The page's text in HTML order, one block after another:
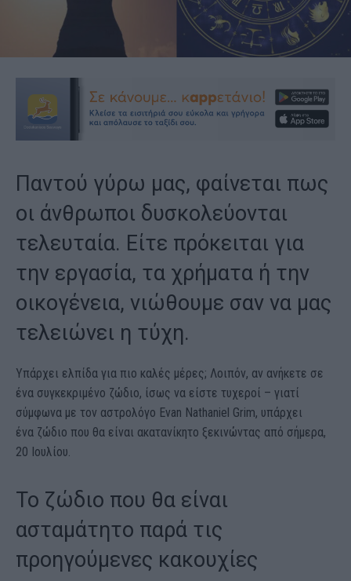
Παντού γύρω μας, φαίνεται πως
οι άνθρωποι δυσκολεύονται
τελευταία. Είτε πρόκειται για
την εργασία, τα χρήματα ή την
οικογένεια, νιώθουμε σαν να μας
τελειώνει η τύχη.
Υπάρχει ελπίδα για πιο καλές μέρες; Λοιπόν, αν ανήκετε σε
ένα συγκεκριμένο ζώδιο, ίσως να είστε τυχεροί – γιατί
σύμφωνα με τον αστρολόγο Evan Nathaniel Grim, υπάρχει
ένα ζώδιο που θα είναι ακατανίκητο ξεκινώντας από σήμερα,
20 Ιουλίου.
Το ζώδιο που θα είναι
ασταμάτητο παρά τις
προηγούμενες κακουχίες